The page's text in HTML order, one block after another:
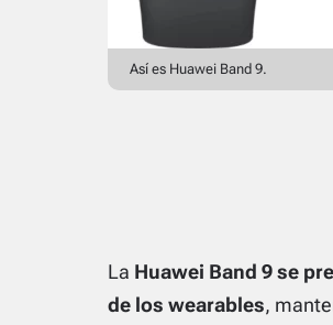
Así es Huawei Band 9.
La Huawei Band 9 se
de los wearables,